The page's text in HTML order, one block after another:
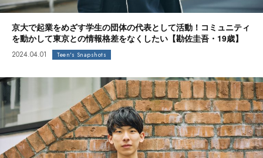
京大で起業をめざす学生の団体の代表として活動！コミュニティ
を動かして東京との情報格差をなくしたい【勘佐圭吾・19歳】
2024.04.01 Teen's Snapshots